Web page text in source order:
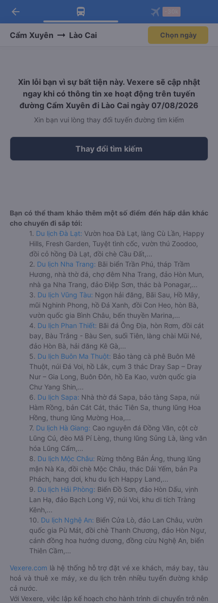
Tải app Vexere ngay!
Nhận ưu đãi thành viên độc
Mở app
Tải app Vexere
-30k/ghế khi đặt vé máy bay qua
Mở app
arrow_back
Cẩm Xuyên Lào Cai Chọn ngày
Xin lỗi bạn vì sự bất tiện này. Vexere sẽ cập nhật
ngay khi có thông tin xe hoạt động trên tuyến
đường Cẩm Xuyên đi Lào Cai ngày 07/08/2026
Xin bạn vui lòng thay đổi tuyến đường tìm kiếm
Thay đổi tìm kiếm
Bạn có thể tham khảo thêm một số điểm đến hấp dẫn khác
cho chuyến đi sắp tới:
1. Du lịch Đà Lạt: Vườn hoa Đà Lạt, làng Cù Lần, Happy
Hills, Fresh Garden, Tuyệt tình cốc, vườn thú Zoodoo,
đồi cỏ hồng Đà Lạt, đồi chè Cầu Đất,...
2. Du lịch Nha Trang: Bãi biển Trần Phú, tháp Trầm
Hương, nhà thờ đá, chợ đêm Nha Trang, đảo Hòn Mun,
nhà ga Nha Trang, đảo Điệp Sơn, thác bà Ponagar,...
3. Du lịch Vũng Tàu: Ngọn hải đăng, Bãi Sau, Hồ Mây,
mũi Nghinh Phong, hồ Đá Xanh, đồi Con Heo, hòn Bà,
vườn quốc gia Bình Châu, bến thuyền Marina,...
4. Du lịch Phan Thiết: Bãi đá Ông Địa, hòn Rơm, đồi cát
bay, Bàu Trắng - Bàu Sen, suối Tiên, làng chài Mũi Né,
đảo Hòn Bà, hải đăng Kê Gà,...
5. Du lịch Buôn Ma Thuột: Bảo tàng cà phê Buôn Mê
Thuột, núi Đá Voi, hồ Lắk, cụm 3 thác Dray Sap – Dray
Nur – Gia Long, Buôn Đôn, hồ Ea Kao, vườn quốc gia
Chư Yang Shin,...
6. Du lịch Sapa: Nhà thờ đá Sapa, bảo tàng Sapa, núi
Hàm Rồng, bản Cát Cát, thác Tiên Sa, thung lũng Hoa
Hồng, thung lũng Mường Hoa,...
7. Du lịch Hà Giang: Cao nguyên đá Đồng Văn, cột cờ
Lũng Cú, đèo Mã Pí Lèng, thung lũng Sủng Là, làng văn
hóa Lũng Cẩm,...
8. Du lịch Mộc Châu: Rừng thông Bản Áng, thung lũng
mận Nà Ka, đồi chè Mộc Châu, thác Dải Yếm, bản Pa
Phách, hang dơi, khu du lịch Happy Land,...
9. Du lịch Hải Phòng: Biển Đồ Sơn, đảo Hòn Dấu, vịnh
Lan Hạ, đảo Bạch Long Vỹ, núi Voi, khu di tích Tràng
Kênh,...
10. Du lịch Nghệ An: Biển Cửa Lò, đảo Lan Châu, vườn
quốc gia Pù Mát, đồi chè Thanh Chương, đảo Hòn Ngư,
cánh đồng hoa hướng dương, đồng cừu Nghệ An, biển
Thiên Cầm,...
Vexere.com là hệ thống hỗ trợ đặt vé xe khách, máy bay, tàu
hoả và thuê xe máy, xe du lịch trên nhiều tuyến đường khắp
cả nước.
Với Vexere, việc lập kế hoạch cho hành trình di chuyển trở nên